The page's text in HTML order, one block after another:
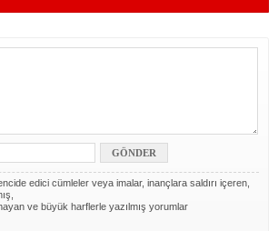
edici cümleler veya imalar, inançlara saldırı içeren,
ve büyük harflerle yazılmış yorumlar